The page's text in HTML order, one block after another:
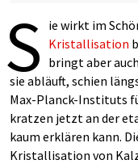
S ie wirkt im
Kristallisation
bringt aber
sie abläuft, schien
Max-Planck-Instituts
kratzen jetzt an der
kaum erklären kann.
Kristallisation von